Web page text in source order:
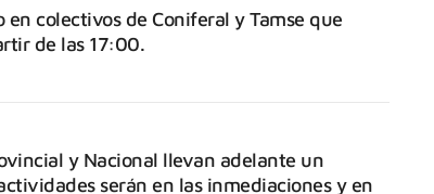
en colectivos de Coniferal y Tamse que
de las 17:00.
y Nacional llevan adelante un
serán en las inmediaciones y en